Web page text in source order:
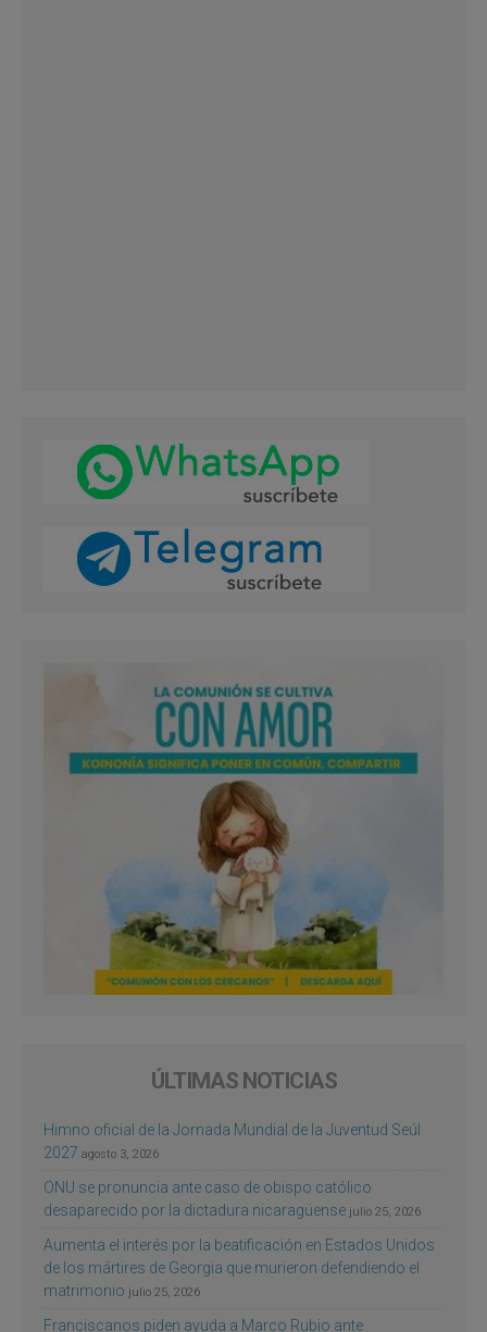
ÚLTIMAS NOTICIAS
Himno oficial de la Jornada Mundial de la Juventud Seúl
2027 agosto 3, 2026
ONU se pronuncia ante caso de obispo católico
desaparecido por la dictadura nicaragüense julio 25, 2026
Aumenta el interés por la beatificación en Estados Unidos
de los mártires de Georgia que murieron defendiendo el
matrimonio julio 25, 2026
Franciscanos piden ayuda a Marco Rubio ante